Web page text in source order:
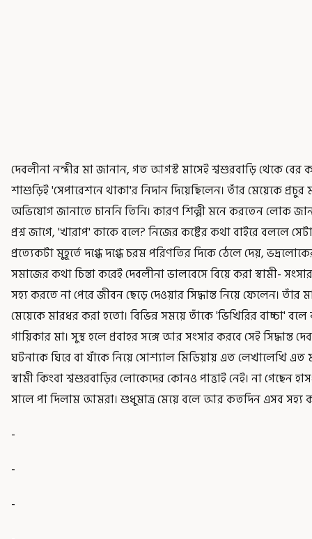
দেবলীনা নন্দীর মা জানান, গত আগস্ট মাসেই শ্বশুরবাড়ি থেকে বের
শাশুড়িই 'সেপারেশনে থাকা'র নিদান দিয়েছিলেন। তাঁর মেয়েকে
অভিযোগ জানাতে চাননি তিনি। কারণ শিল্পী মনে করতেন লোক
প্রশ্ন জাগে, 'খারাপ' কাকে বলে? নিজের কষ্টের কথা বাইরে বললে
প্রত্যেকটা মুহূর্তে দগ্ধে দগ্ধে চরম পরিণতির দিকে ঠেলে দেয়,
সমাজের কথা চিন্তা করেই দেবলীনা ভালবেসে বিয়ে করা স্বামী-
সহ্য করতে না পেরে জীবন ছেড়ে দেওয়ার সিদ্ধান্ত নিয়ে ফেলেন। তাঁর
মেয়েকে মারধর করা হতো। বিভিন্ন সময়ে তাঁকে 'ভিখিরির বাচ্চা'
গায়িকার মা। সুস্থ হলে প্রবাহর সঙ্গে আর সংসার করবে সেই সিদ্ধান্ত
ঘটনাকে ঘিরে বা যাঁকে নিয়ে সোশ্যাল মিডিয়ায় এত লেখালেখি
স্বামী কিংবা শ্বশুরবাড়ির লোকেদের কোনও পাত্তাই নেই। না গেছেন
সালে পা দিলাম আমরা। শুধুমাত্র মেয়ে বলে আর কতদিন এসব সহ্য
-
-
-